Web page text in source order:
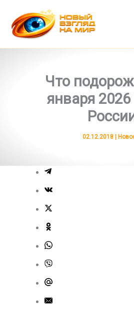
содержимому
Что
января 2026
02.12.2018 |